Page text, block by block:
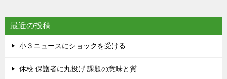
最近の投稿
小３ニュースにショックを受ける
休校 保護者に丸投げ 課題の意味と質